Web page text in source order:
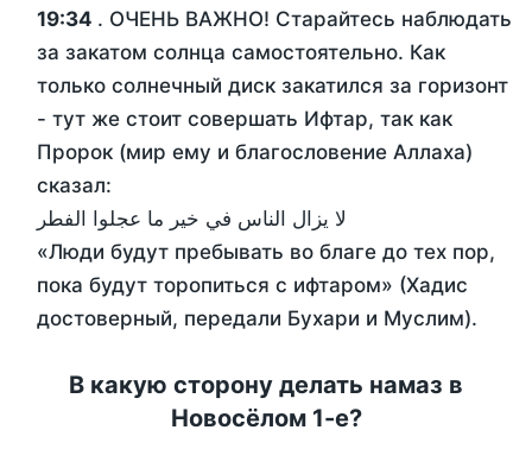
19:34 . ОЧЕНЬ ВАЖНО! Старайтесь наблюдать
за закатом солнца самостоятельно. Как
только солнечный диск закатился за горизонт
- тут же стоит совершать Ифтар, так как
Пророк (мир ему и благословение Аллаха)
сказал:
لا يزال الناس في خير ما عجلوا الفطر
«Люди будут пребывать во благе до тех пор,
пока будут торопиться с ифтаром» (Хадис
достоверный, передали Бухари и Муслим).
В какую сторону делать намаз в
Новосёлом 1-е?